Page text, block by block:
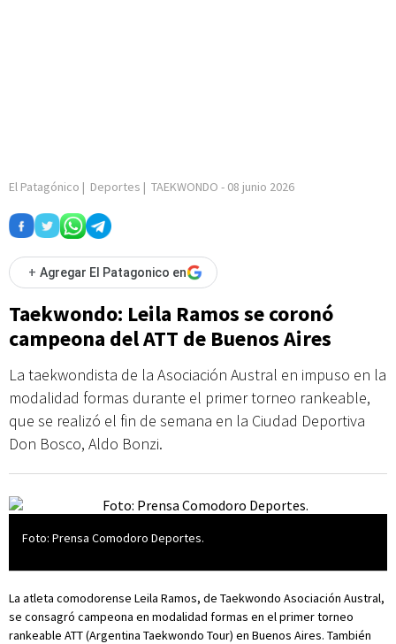
El Patagónico | Deportes | TAEKWONDO - 08 junio 2026
+ Agregar El Patagonico en
Taekwondo: Leila Ramos se coronó
campeona del ATT de Buenos Aires
La taekwondista de la Asociación Austral en impuso en la
modalidad formas durante el primer torneo rankeable,
que se realizó el fin de semana en la Ciudad Deportiva
Don Bosco, Aldo Bonzi.
Foto: Prensa Comodoro Deportes.
La atleta comodorense Leila Ramos, de Taekwondo Asociación Austral,
se consagró campeona en modalidad formas en el primer torneo
rankeable ATT (Argentina Taekwondo Tour) en Buenos Aires. También